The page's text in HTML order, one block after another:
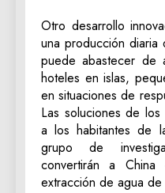
Otro desarrollo
una producción
puede abastecer de
hoteles en islas,
en situaciones de
Las soluciones de
a los habitantes de
grupo de
convertirán a
extracción de agua de